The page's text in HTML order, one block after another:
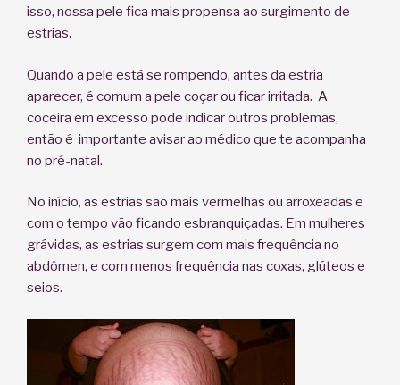
isso, nossa pele fica mais propensa ao surgimento de
estrias.
Quando a pele está se rompendo, antes da estria
aparecer, é comum a pele coçar ou ficar irritada. A
coceira em excesso pode indicar outros problemas,
então é importante avisar ao médico que te acompanha
no pré-natal.
No início, as estrias são mais vermelhas ou arroxeadas e
com o tempo vão ficando esbranquiçadas. Em mulheres
grávidas, as estrias surgem com mais frequência no
abdômen, e com menos frequência nas coxas, glúteos e
seios.